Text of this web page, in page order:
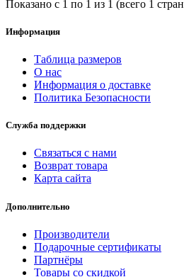
Показано с 1 по 1 из 1 (всего 1
Информация
Таблица размеров
О нас
Информация о доставке
Политика Безопасности
Служба поддержки
Связаться с нами
Возврат товара
Карта сайта
Дополнительно
Производители
Подарочные сертификаты
Партнёры
Товары со скидкой